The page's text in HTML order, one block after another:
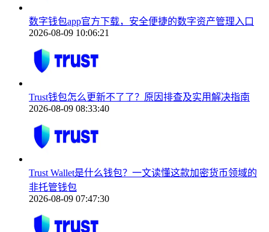
数字钱包app官方下载，安全便捷的数字资产管理入口
2026-08-09 10:06:21
Trust钱包怎么更新不了了？原因排查及实用解决指南
2026-08-09 08:33:40
Trust Wallet是什么钱包？一文读懂这款加密货币领域的
非托管钱包
2026-08-09 07:47:30